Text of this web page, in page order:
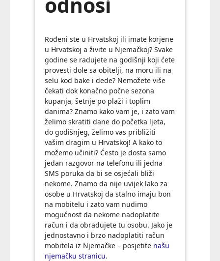
Rođeni ste u Hrvatskoj ili imate korjene
u Hrvatskoj a živite u Njemačkoj? Svake
godine se radujete na godišnji koji ćete
provesti dole sa obitelji, na moru ili na
selu kod bake i dede? Nemožete više
čekati dok konačno počne sezona
kupanja, šetnje po plaži i toplim
danima? Znamo kako vam je, i zato vam
želimo skratiti dane do početka ljeta,
do godišnjeg, želimo vas približiti
vašim dragim u Hrvatskoj! A kako to
možemo učiniti? Ćesto je dosta samo
jedan razgovor na telefonu ili jedna
SMS poruka da bi se osjećali bliži
nekome. Znamo da nije uvijek lako za
osobe u Hrvatskoj da stalno imaju bon
na mobitelu i zato vam nudimo
mogućnost da nekome nadoplatite
račun i da obradujete tu osobu. Jako je
jednostavno i brzo nadoplatiti račun
mobitela iz Njemačke – posjetite našu
njemačku stranicu.